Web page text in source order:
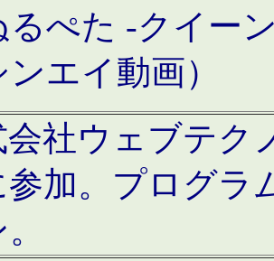
るぺた -クイー
ンエイ動画）
社ウェブテク
参加。プログラ